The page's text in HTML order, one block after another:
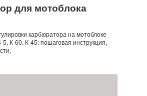
для мотоблока
карбюратора на мотоблоке
К-60, К-45: пошаговая инструкция,